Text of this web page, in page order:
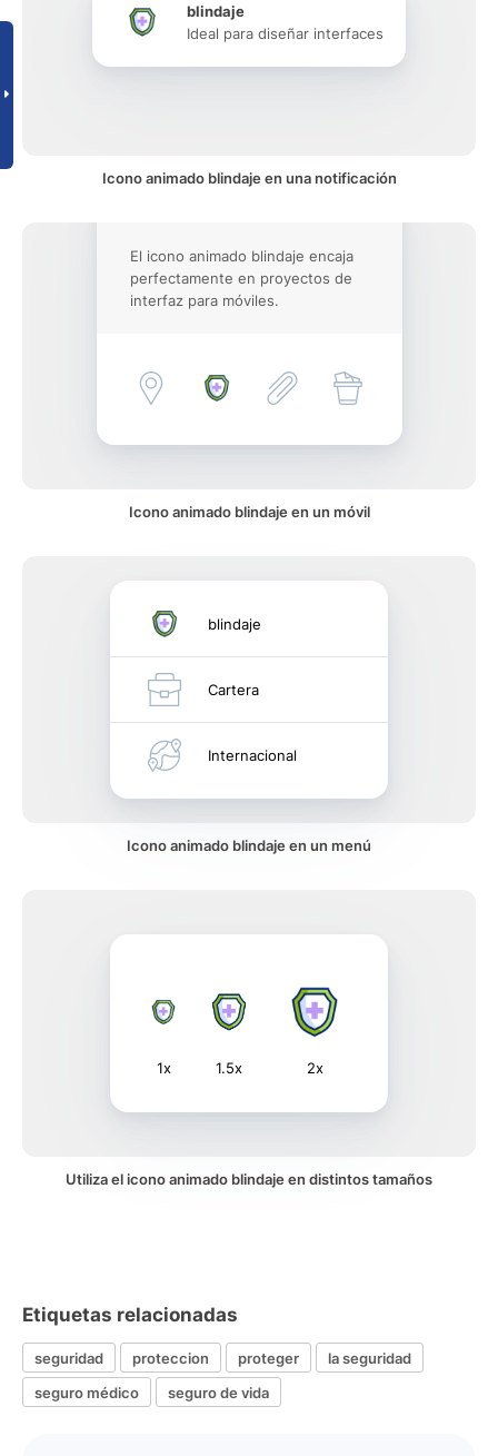
blindaje
Ideal para diseñar interfaces
Icono animado blindaje en una notificación
El icono animado blindaje encaja
perfectamente en proyectos de
interfaz para móviles.
Icono animado blindaje en un móvil
blindaje
Cartera
Internacional
Icono animado blindaje en un menú
1x 1.5x 2x
Utiliza el icono animado blindaje en distintos tamaños
Etiquetas relacionadas
seguridad proteccion proteger
la seguridad
seguro médico
seguro de vida